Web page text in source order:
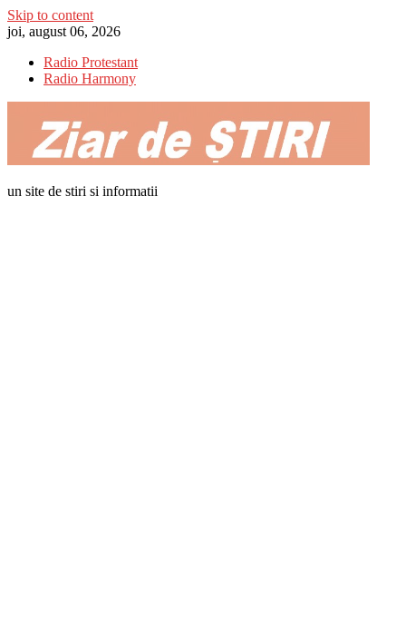
Skip to content
joi, august 06, 2026
Radio Protestant
Radio Harmony
un site de stiri si informatii